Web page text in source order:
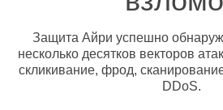
Защита Айри успешно
несколько десятков векторов
скликивание, фрод,
DDoS.